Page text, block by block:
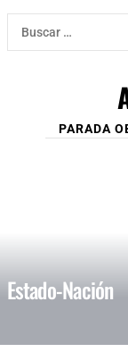
Ir
contenido
Buscar:
PARADA
Estado-Nación